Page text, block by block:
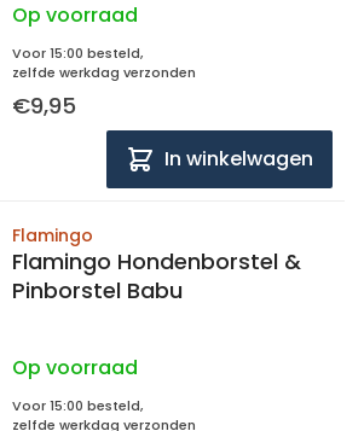
Op voorraad
Voor 15:00 besteld,
zelfde werkdag verzonden
€9,95
In winkelwagen
Flamingo
Flamingo Hondenborstel &
Pinborstel Babu
Op voorraad
Voor 15:00 besteld,
zelfde werkdag verzonden